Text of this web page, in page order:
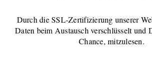
Durch die SSL-Zertifizierung unserer
Daten beim Austausch verschlüsselt und
Chance, mitzulesen.